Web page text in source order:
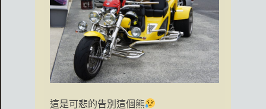
這是可悲的告別這個熊